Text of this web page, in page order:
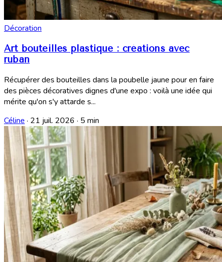
Décoration
Art bouteilles plastique : créations avec
ruban
Récupérer des bouteilles dans la poubelle jaune pour en faire
des pièces décoratives dignes d'une expo : voilà une idée qui
mérite qu'on s'y attarde s...
Céline · 21 juil. 2026 · 5 min